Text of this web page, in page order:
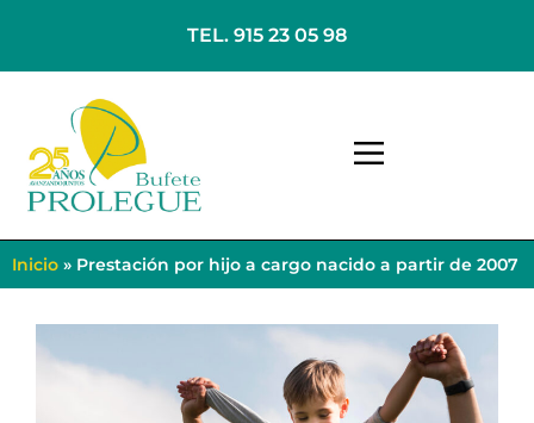
TEL. 915 23 05 98
Inicio » Prestación por hijo a cargo nacido a partir de 2007